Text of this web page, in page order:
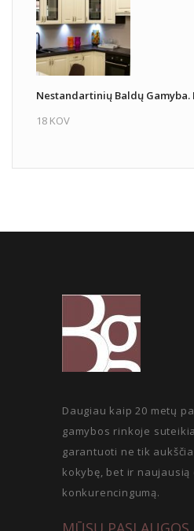
Nestandartinių Baldų Gamyba.
18 KOV
Daugiau kaip 20 metų
gamybos rinkoje
garantuoti ne tik
kokybę, bet ir
konkurencingumą.